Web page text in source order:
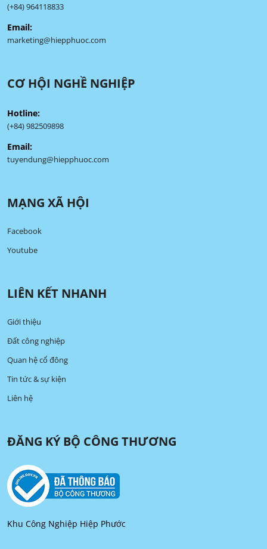
(+84) 964118833
Email:
marketing@hiepphuoc.com
CƠ HỘI NGHỀ NGHIỆP
Hotline:
(+84) 982509898
Email:
tuyendung@hiepphuoc.com
MẠNG XÃ HỘI
Facebook
Youtube
LIÊN KẾT NHANH
Giới thiệu
Đất công nghiệp
Quan hệ cổ đông
Tin tức & sự kiện
Liên hệ
ĐĂNG KÝ BỘ CÔNG THƯƠNG
Khu Công Nghiệp Hiệp Phước